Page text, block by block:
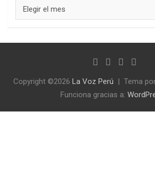
Copyright ©2026 La Voz Perú Tema
Funciona gracias a: